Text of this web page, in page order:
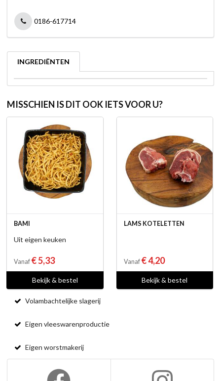
0186-617714
INGREDIËNTEN
MISSCHIEN IS DIT OOK IETS VOOR U?
BAMI
Uit eigen keuken
Vanaf € 5,33
Bekijk & bestel
LAMS KOTELETTEN
Vanaf € 4,20
Bekijk & bestel
Volambachtelijke slagerij
Eigen vleeswarenproductie
Eigen worstmakerij